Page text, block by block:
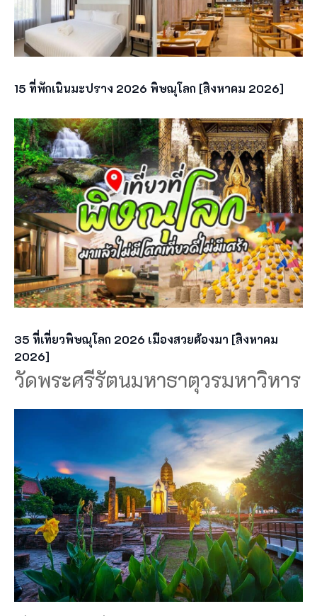
15 ที่พักเนินมะปราง 2026 พิษณุโลก [สิงหาคม 2026]
35 ที่เที่ยวพิษณุโลก 2026 เมืองสวยต้องมา [สิงหาคม
2026]
วัดพระศรีรัตนมหาธาตุวรมหาวิหาร